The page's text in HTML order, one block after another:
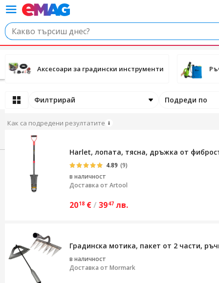
Аксесоари за градински инструменти
Филтрирай Подреди по
Как са подредени резултатите
Harlet, лопата, тясна, дръжка от
4.89 (9)
в наличност
Доставка от Artool
2018 €/ 3947 лв.
Градинска мотика, пакет от 2 части,
в наличност
Доставка от Mormark